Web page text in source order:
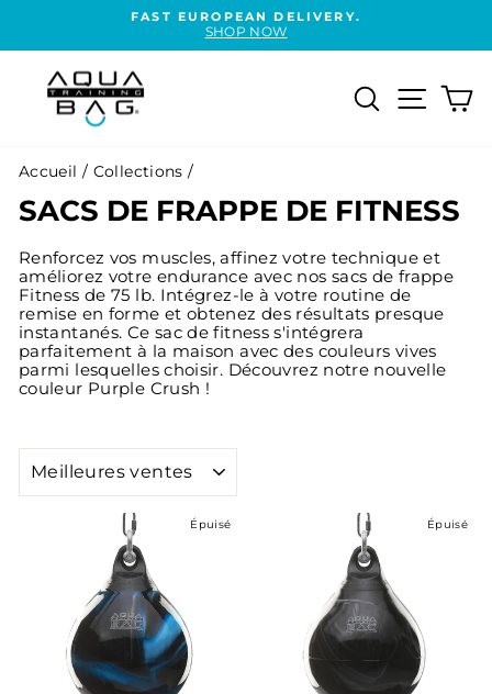
Diaporama
FAST EUROPEAN DELIVERY.
SHOP NOW
Rechercher
Accueil / Collections /
SACS DE FRAPPE DE FITNESS
Renforcez vos muscles, affinez votre technique et
améliorez votre endurance avec nos sacs de frappe
Fitness de 75 lb. Intégrez-le à votre routine de
remise en forme et obtenez des résultats presque
instantanés. Ce sac de fitness s'intégrera
parfaitement à la maison avec des couleurs vives
parmi lesquelles choisir. Découvrez notre nouvelle
couleur Purple Crush !
APPLIQUER
Épuisé Épuisé